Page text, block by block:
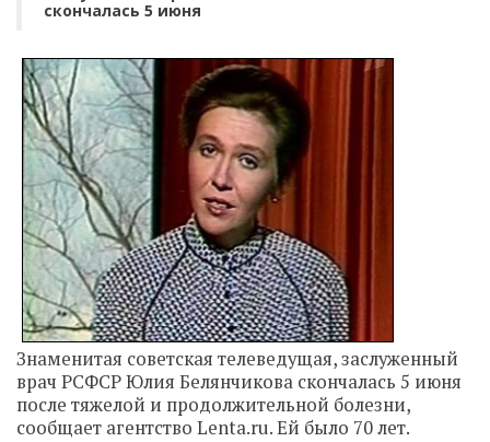
скончалась 5 июня
Знаменитая советская телеведущая, заслуженный
врач РСФСР Юлия Белянчикова скончалась 5 июня
после тяжелой и продолжительной болезни,
сообщает агентство Lenta.ru. Ей было 70 лет.